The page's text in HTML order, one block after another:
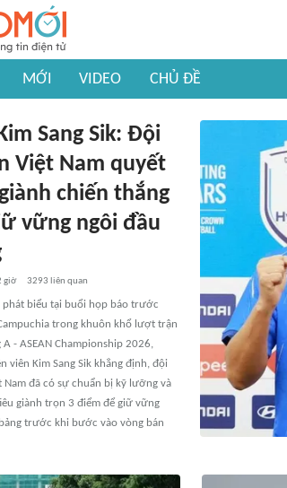
MỚI VIDEO CHỦ ĐỀ
Sang Sik: Đội
Việt Nam quyết
chiến thắng
vững ngôi đầu
giờ 3293 liên quan
phát biểu tại buổi họp báo trước
trong khuôn khổ lượt trận
- ASEAN Championship 2026,
viên Kim Sang Sik khẳng định, đội
Nam đã có sự chuẩn bị kỹ lưỡng và
giành trọn 3 điểm để giữ vững
trước khi bước vào vòng bán